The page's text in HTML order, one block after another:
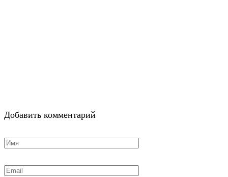
Добавить комментарий
Имя
Email